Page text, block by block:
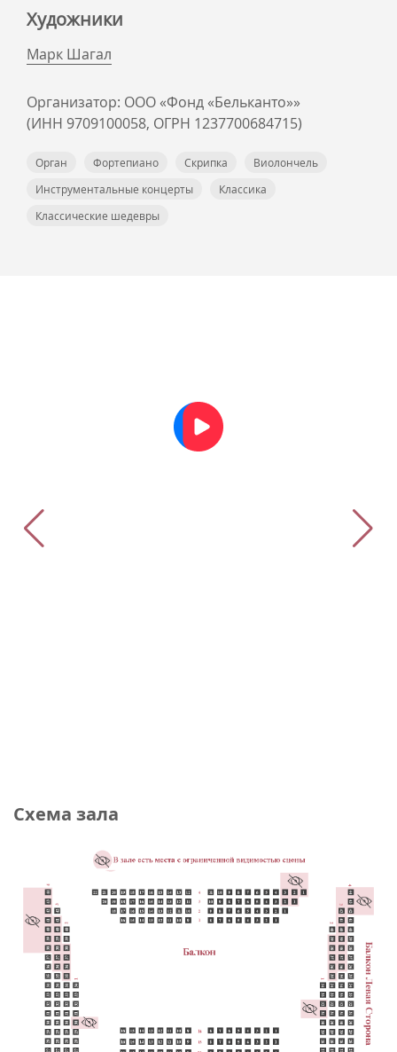
Художники
Марк Шагал
Организатор: ООО «Фонд «Бельканто»»
(ИНН 9709100058, ОГРН 1237700684715)
Орган Фортепиано Скрипка
Виолончель
Инструментальные концерты
Классика
Классические шедевры
Схема зала